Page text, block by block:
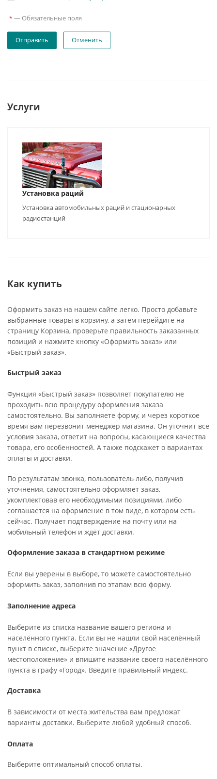
* — Обязательные поля
Отменить
Услуги
Установка раций
Установка автомобильных раций и стационарных
радиостанций
Как купить
Оформить заказ на нашем сайте легко. Просто добавьте
выбранные товары в корзину, а затем перейдите на
страницу Корзина, проверьте правильность заказанных
позиций и нажмите кнопку «Оформить заказ» или
«Быстрый заказ».
Быстрый заказ
Функция «Быстрый заказ» позволяет покупателю не
проходить всю процедуру оформления заказа
самостоятельно. Вы заполняете форму, и через короткое
время вам перезвонит менеджер магазина. Он уточнит все
условия заказа, ответит на вопросы, касающиеся качества
товара, его особенностей. А также подскажет о вариантах
оплаты и доставки.
По результатам звонка, пользователь либо, получив
уточнения, самостоятельно оформляет заказ,
укомплектовав его необходимыми позициями, либо
соглашается на оформление в том виде, в котором есть
сейчас. Получает подтверждение на почту или на
мобильный телефон и ждёт доставки.
Оформление заказа в стандартном режиме
Если вы уверены в выборе, то можете самостоятельно
оформить заказ, заполнив по этапам всю форму.
Заполнение адреса
Выберите из списка название вашего региона и
населённого пункта. Если вы не нашли свой населённый
пункт в списке, выберите значение «Другое
местоположение» и впишите название своего населённого
пункта в графу «Город». Введите правильный индекс.
Доставка
В зависимости от места жительства вам предложат
варианты доставки. Выберите любой удобный способ.
Оплата
Выберите оптимальный способ оплаты.